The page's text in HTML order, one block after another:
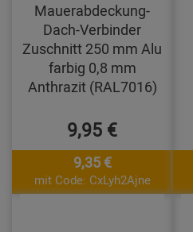
Mauerabdeckung-
Dach-Verbinder
Zuschnitt 250 mm Alu
farbig 0,8 mm
Anthrazit (RAL7016)
9,95 €
9,35 €
mit Code: CxLyh2Ajne